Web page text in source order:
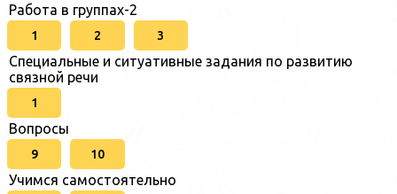
Работа в группах-2
1 2 3
Специальные и ситуативные задания по развитию
связной речи
1
Вопросы
9 10
Учимся самостоятельно